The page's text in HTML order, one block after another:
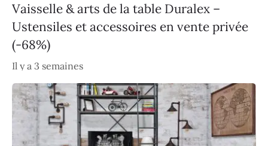
Vaisselle & arts de la table Duralex –
Ustensiles et accessoires en vente privée
(-68%)
Il y a 3 semaines